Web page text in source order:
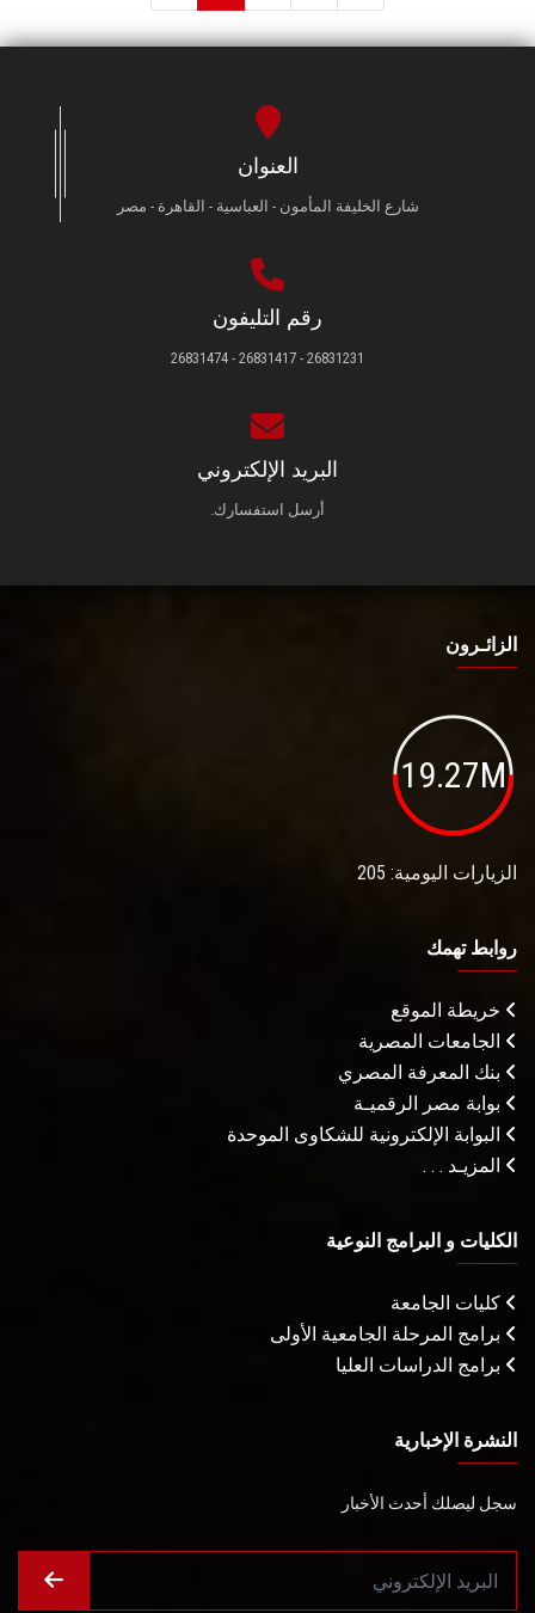
العنوان
شارع الخليفة المأمون - العباسية - القاهرة - مصر
رقم التليفون
26831231 - 26831417 - 26831474
البريد الإلكتروني
أرسل استفسارك.
الزائـرون
19.27M
الزيارات اليومية: 205
روابط تهمك
خريطة الموقع
الجامعات المصرية
بنك المعرفة المصري
بوابة مصر الرقميـة
البوابة الإلكترونية للشكاوى الموحدة
المزيـد . . .
الكليات و البرامج النوعية
كليات الجامعة
برامج المرحلة الجامعية الأولى
برامج الدراسات العليا
النشرة الإخبارية
سجل ليصلك أحدث الأخبار